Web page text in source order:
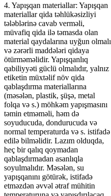
4. Yapışqan materiallar: Yapışqan
materiallar qida təhlükəsizliyi
tələblərinə cavab verməli,
müvafiq qida ilə təmasda olan
material qaydalarına uyğun olmalı
və zərərli maddələri qidaya
ötürməməlidir. Yapışqanlıq
qabiliyyəti güclü olmalıdır, yalnız
etiketin müxtəlif növ qida
qablaşdırma materiallarına
(məsələn, plastik, şüşə, metal
folqa və s.) möhkəm yapışmasını
təmin etməməli, həm də
soyuducuda, dondurucuda və
normal temperaturda və s. istifadə
edilə bilməlidir. Lazım olduqda,
heç bir qalıq qoymadan
qablaşdırmadan asanlıqla
soyulmalıdır. Məsələn, su
yapışqanını götürək, istifadə
etməzdən əvvəl ətraf mühitin